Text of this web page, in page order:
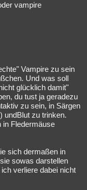
vampire
Vampire zu sein
Und was soll
glücklich damit"
du tust ja geradezu
zu sein, in Särgen
undBlut zu trinken.
in Fledermäuse
sich dermaßen in
sowas darstellen
verliere dabei nicht